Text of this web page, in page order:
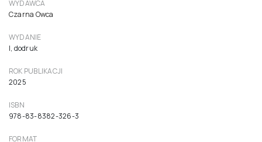
WYDAWCA
Czarna Owca
WYDANIE
I, dodruk
ROK PUBLIKACJI
2025
ISBN
978-83-8382-326-3
FORMAT